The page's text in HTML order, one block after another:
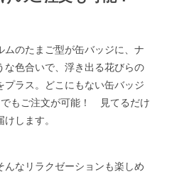
ムのたまご型が缶バッジに、ナ
色合いで、浮き出る花びらの
ラス。どこにもない缶バッジ
もご注文が可能！ 見てるだけ
します。
なリラクゼーションも楽しめ